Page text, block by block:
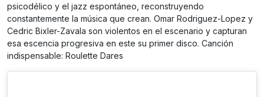
psicodélico y el jazz espontáneo, reconstruyendo
constantemente la música que crean. Omar Rodriguez-Lopez y
Cedric Bixler-Zavala son violentos en el escenario y capturan
esa escencia progresiva en este su primer disco. Canción
indispensable: Roulette Dares